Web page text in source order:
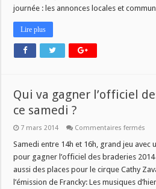
journée : les annonces locales et
Lire plus
Qui va gagner l’officiel
ce samedi ?
7 mars 2014 Commentaires fermés
va
des
2014
Samedi entre 14h et 16h, grand jeu avec
pour gagner l’officiel des braderies
aussi des places pour le cirque Cathy
l’émission de Francky: Les musiques